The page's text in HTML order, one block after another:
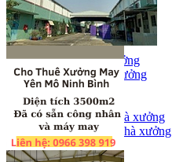
Đăng tin bán/cho thuê
Trang chủ
Bán kho, nhà xưởng
Bán kho xưởng
Kho
Mặt bằng
Cho thuê kho, nhà xưởng
Cho thuê nhà xưởng
Kho
Mặt bằng